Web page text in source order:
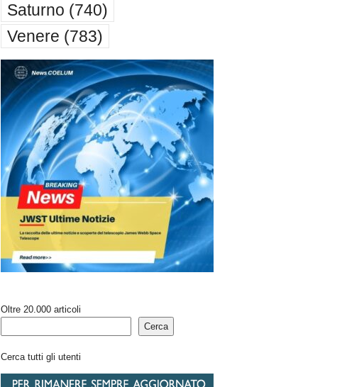
Saturno (740)
Venere (783)
Oltre 20.000 articoli
Cerca
Cerca tutti gli utenti